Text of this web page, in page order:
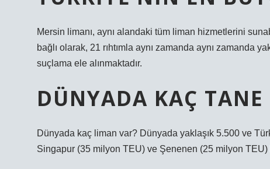
Mersin limanı, aynı alandaki tüm liman hizmetlerini
bağlı olarak, 21 rıhtımla aynı zamanda aynı zamanda
suçlama ele alınmaktadır.
DÜNYADA KAÇ
Dünyada kaç liman var? Dünyada yaklaşık 5.500 ve
Singapur (35 milyon TEU) ve Şenenen (25 milyon TEU)